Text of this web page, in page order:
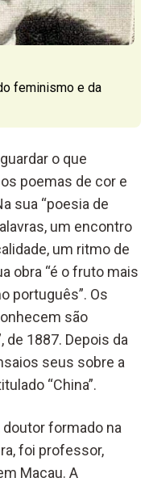
feminismo e da
o que
poemas de cor e
sua “poesia de
um encontro
um ritmo de
obra “é o fruto mais
português”. Os
são
de 1887. Depois da
seus sobre a
“China”.
formado na
foi professor,
Macau. A